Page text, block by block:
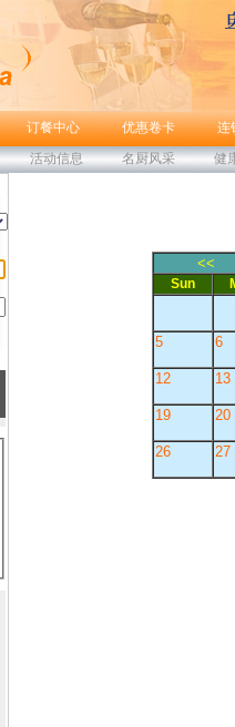
订餐中心 优惠卷卡
连
活动信息 名厨风采 健
<<
Sun
5 6
12 13
19 20
26 27